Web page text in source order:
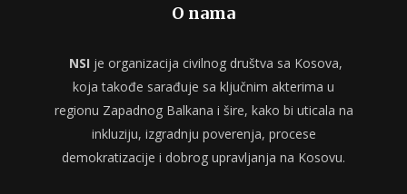
O nama
NSI je organizacija civilnog društva sa Kosova,
koja takođe sarađuje sa ključnim akterima u
regionu Zapadnog Balkana i šire, kako bi uticala na
inkluziju, izgradnju poverenja, procese
demokratizacije i dobrog upravljanja na Kosovu.